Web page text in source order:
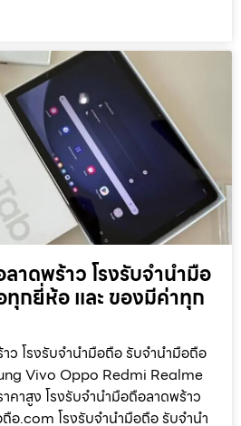
าดพร้าว โรงรับจำนำมือ
กยี่ห้อ และ ของมีค่าทุก
ว โรงรับจำนำมือถือ รับจำนำมือถือ
Vivo Oppo Redmi Realme
คาสูง โรงรับจำนำมือถือลาดพร้าว
อ.com โรงรับจำนำมือถือ รับจำนำ